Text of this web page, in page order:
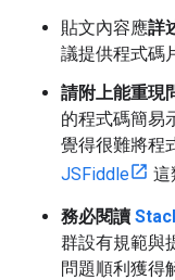
貼文內容應詳
議提供程式碼
請附上能重現
的程式碼簡易
覺得很難將程
JSFiddle
這
務必閱讀
群設有規範與
問題順利獲得